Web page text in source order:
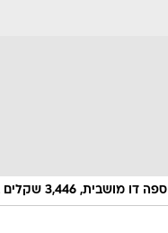
ספה דו מושבית, 3,446 שקלים באתר החברה